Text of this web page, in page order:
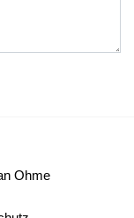
Ohme